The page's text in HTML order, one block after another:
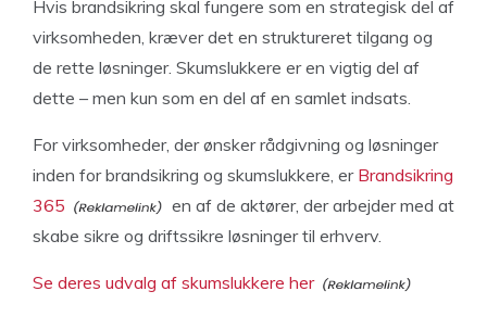
Hvis brandsikring skal fungere som en strategisk del af
virksomheden, kræver det en struktureret tilgang og
de rette løsninger. Skumslukkere er en vigtig del af
dette – men kun som en del af en samlet indsats.
For virksomheder, der ønsker rådgivning og løsninger
inden for brandsikring og skumslukkere, er Brandsikring
365
en af de aktører, der arbejder med at
skabe sikre og driftssikre løsninger til erhverv.
Se deres udvalg af skumslukkere her